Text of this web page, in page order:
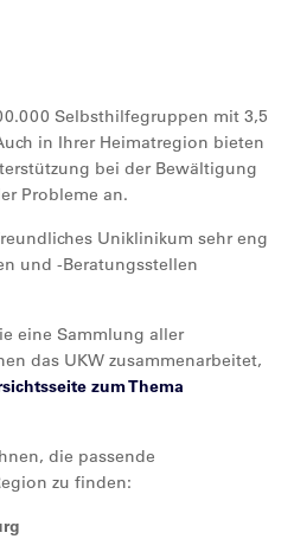
Selbsthilfegruppen mit 3,5
in Ihrer Heimatregion bieten
bei der Bewältigung
Probleme an.
Uniklinikum sehr eng
und -Beratungsstellen
eine Sammlung aller
das UKW zusammenarbeitet,
zum Thema
die passende
zu finden: